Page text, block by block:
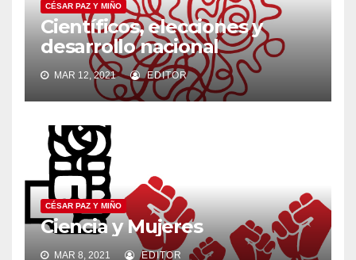
CÉSAR PAZ Y MIÑO
Científicos, elecciones y
desarrollo nacional
MAR 12, 2021 EDITOR
CÉSAR PAZ Y MIÑO
Ciencia y Mujeres
MAR 8, 2021 EDITOR